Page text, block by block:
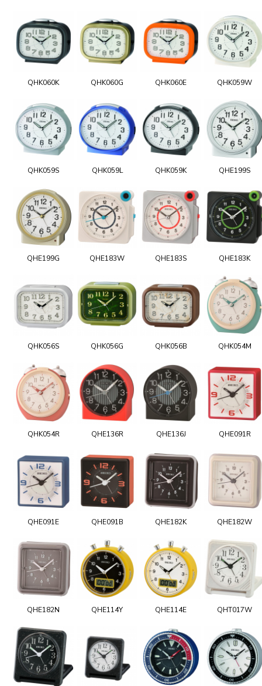
QHK060K QHK060G QHK060E QHK059W
QHK059S QHK059L QHK059K QHE199S
QHE199G QHE183W QHE183S QHE183K
QHK056S QHK056G QHK056B QHK054M
QHK054R QHE136R QHE136J QHE091R
QHE091E QHE091B QHE182K QHE182W
QHE182N QHE114Y QHE114E QHT017W